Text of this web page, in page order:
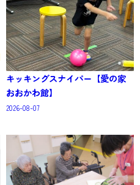
キッキングスナイパー【愛の家
おおかわ館】
2026-08-07